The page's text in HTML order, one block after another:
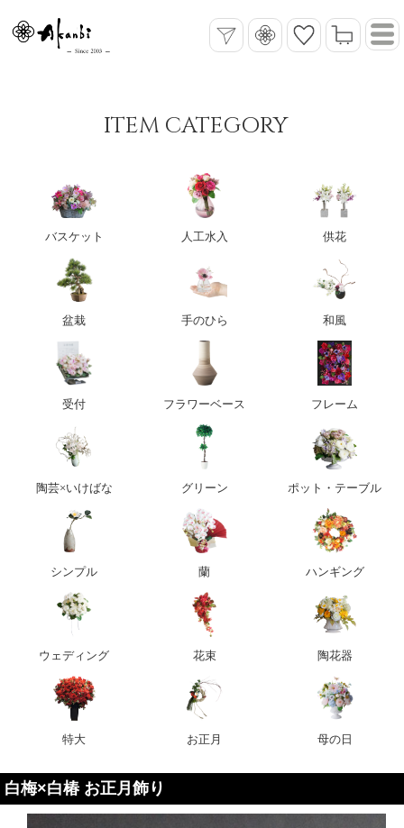
ITEM CATEGORY
バスケット 人工水入 供花
盆栽 手のひら 和風
受付 フラワーベース フレーム
陶芸×いけばな グリーン ポット・テーブル
シンプル 蘭 ハンギング
ウェディング 花束 陶花器
特大 お正月 母の日
白梅×白椿 お正月飾り